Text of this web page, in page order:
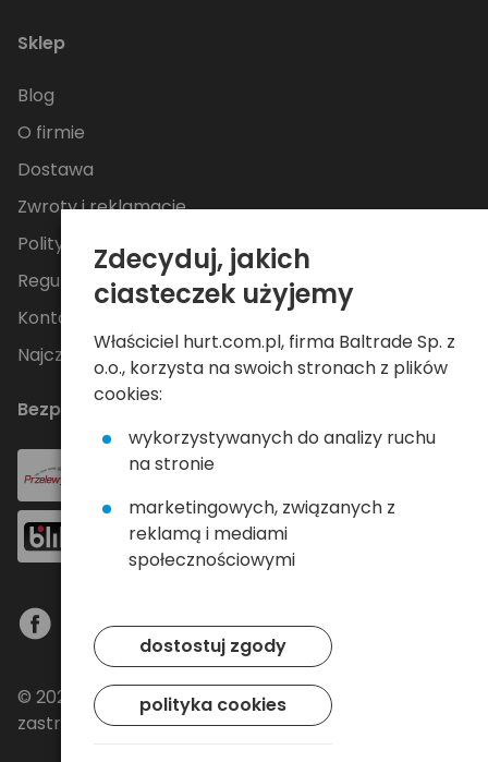
Sklep
Blog
O firmie
Dostawa
Zwroty i reklamacje
Polityka Prywatności
Regulamin
Kontakt
Najczęściej zadawane pytania
Bezpieczne płatności
© 2024 Baltrade sp. z o.o. - Wszelkie prawa
zastrzeżone.
Zdecyduj, jakich
ciasteczek użyjemy
Właściciel hurt.com.pl, firma Baltrade Sp. z
o.o., korzysta na swoich stronach z plików
cookies:
wykorzystywanych do analizy ruchu
na stronie
marketingowych, związanych z
reklamą i mediami
społecznościowymi
dostostuj zgody
polityka cookies